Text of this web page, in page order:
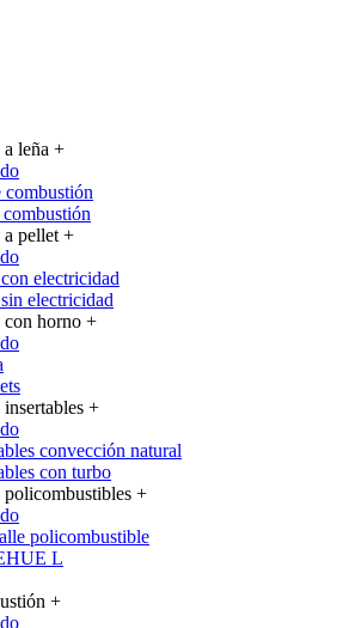
leña +
combustión
a pellet +
electricidad
electricidad
con horno +
+
convección natural
con turbo
policombustibles +
policombustible
L
+